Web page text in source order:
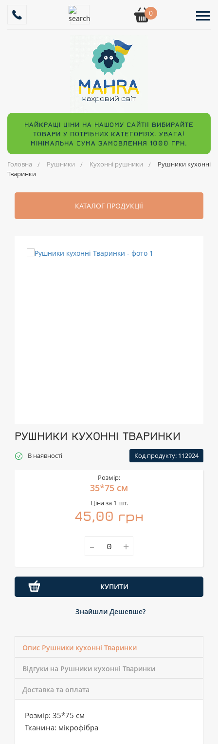
0
НАЙКРАЩІ ЦІНИ НА НАШОМУ САЙТІ! ВИБИРАЙТЕ
ТОВАРИ У ПОТРІБНИХ КАТЕГОРІЯХ. УВАГА!
МІНІМАЛЬНА СУМА ЗАМОВЛЕННЯ 1000 ГРН.
Головна Рушники Кухонні рушники
Рушники кухонні
Тваринки
КАТАЛОГ ПРОДУКЦІЇ
РУШНИКИ КУХОННІ ТВАРИНКИ
В наявності Код продукту: 112924
Розмір:
35*75 см
Ціна за 1 шт.
45,00 грн
- +
КУПИТИ
Знайшли Дешевше?
Опис Рушники кухонні Тваринки
Відгуки на Рушники кухонні Тваринки
Доставка та оплата
Розмір: 35*75 см
Тканина: мікрофібра